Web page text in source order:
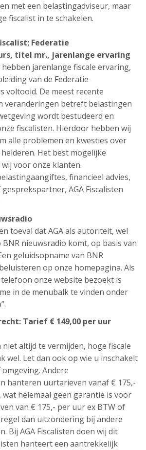
met een belastingadviseur, maar
fiscalist in te schakelen.
Federatie
titel mr., jarenlange ervaring
jarenlange fiscale ervaring,
van de Federatie
voltooid. De meest recente
veranderingen betreft belastingen
wordt bestudeerd en
fiscalisten. Hierdoor hebben wij
alle problemen en kwesties over
Het best mogelijke
voor onze klanten.
financieel advies,
AGA Fiscalisten
toeval dat AGA als autoriteit, wel
nieuwsradio komt, op basis van
geluidsopname van BNR
op onze homepagina. Als
onze website bezoekt is
in de menubalk te vinden onder
Tarief € 149,00 per uur
niet altijd te vermijden, hoge fiscale
wel. Let dan ook op wie u inschakelt
Andere
hanteren uurtarieven vanaf € 175,-
wat helemaal geen garantie is voor
van € 175,- per uur ex BTW of
dan uitzondering bij andere
Bij AGA Fiscalisten doen wij dit
hanteert een aantrekkelijk